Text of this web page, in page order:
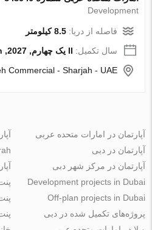
Development
فاصله از دریا:8.5 کیلومتر
سال تکمیل: II یک چهارم, 2027, off-plan
Commercial - Sharjah - UAE
آپارتمان در امارات متحده عربی
آپارتمان در دبی
آپارتمان در مرکز شهر دبی
Development projects in Dubai
Off-plan projects in Dubai
پروژه‌های تکمیل شده در دبی